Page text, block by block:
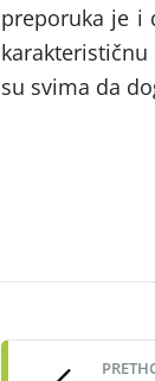
preporuka je i
su svima da